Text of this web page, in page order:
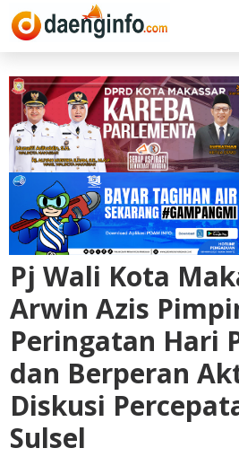
Lewati
ke
Pj Wali Kota
Arwin Azis
Peringatan Hari
dan Berperan
Diskusi
Sulsel